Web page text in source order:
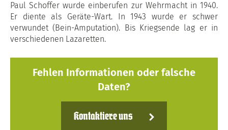
Paul Schoffer wurde einberufen zur Wehrmacht in 1940.
Er diente als Geräte-Wart. In 1943 wurde er schwer
verwundet (Bein-Amputation). Bis Kriegsende lag er in
verschiedenen Lazaretten.
Fehlen Informationen oder falsche
Daten?
Kontaktiere uns